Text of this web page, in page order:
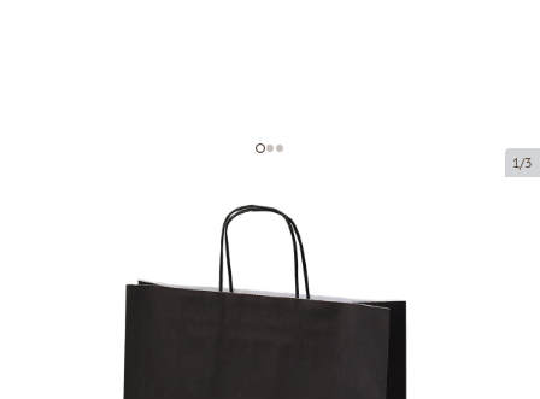
1/3
Mustad paberkotid keeratud
käepidemetega
P91773
32 x 12 x 41 cm